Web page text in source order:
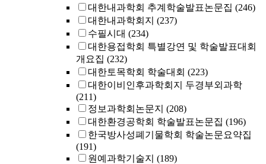
대한내과학회 추계학술발표논문집 (246)
대한내과학회지 (237)
수필시대 (234)
대한용접학회 특별강연 및 학술발표대회
개요집 (232)
대한토목학회 학술대회 (223)
대한이비인후과학회지 두경부외과학
(211)
정보과학회논문지 (208)
대한환경공학회 학술발표논문집 (196)
한국방사성폐기물학회 학술논문요약집
(191)
원예과학기술지 (189)